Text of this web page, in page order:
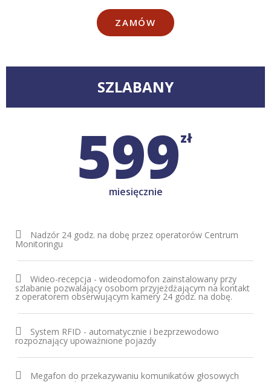
ZAMÓW
SZLABANY
599zł
miesięcznie
Nadzór 24 godz. na dobę przez operatorów Centrum
Monitoringu
Wideo-recepcja - wideodomofon zainstalowany przy
szlabanie pozwalający osobom przyjeżdżającym na kontakt
z operatorem obserwującym kamery 24 godz. na dobę.
System RFID - automatycznie i bezprzewodowo
rozpoznający upoważnione pojazdy
Megafon do przekazywaniu komunikatów głosowych